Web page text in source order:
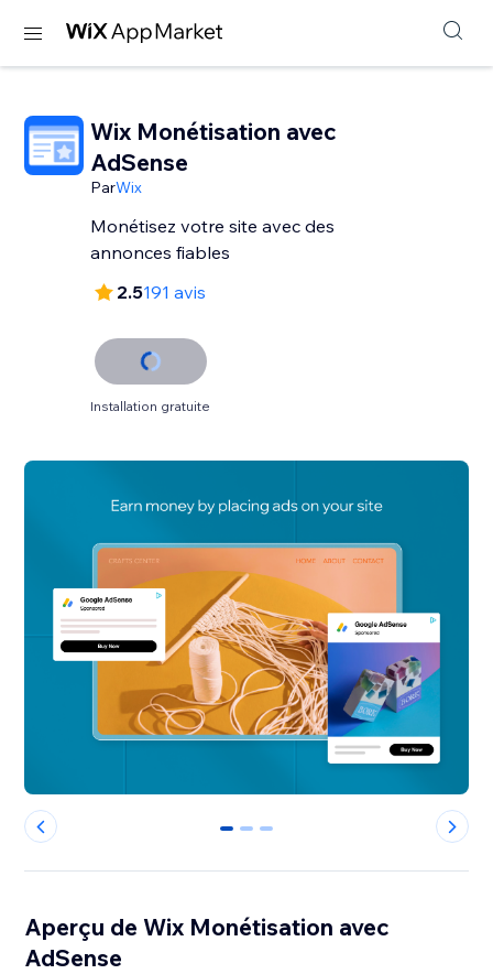
Wix Monétisation avec
AdSense
ParWix
Monétisez votre site avec des
annonces fiables
2.5191 avis
Installation gratuite
0 1 2
Aperçu de Wix Monétisation avec
AdSense